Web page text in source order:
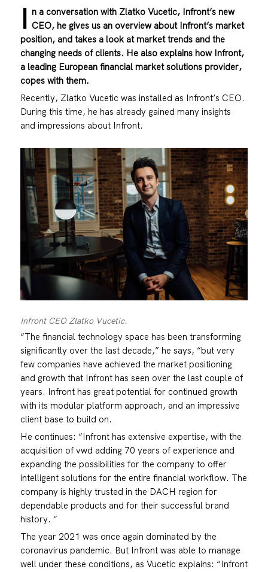
I n a conversation with Zlatko Vucetic, Infront’s new
CEO, he gives us an overview about Infront’s market
position, and takes a look at market trends and the
changing needs of clients. He also explains how Infront,
a leading European financial market solutions provider,
copes with them.
Recently, Zlatko Vucetic was installed as Infront’s CEO.
During this time, he has already gained many insights
and impressions about Infront.
Infront CEO Zlatko Vucetic.
“The financial technology space has been transforming
significantly over the last decade,” he says, “but very
few companies have achieved the market positioning
and growth that Infront has seen over the last couple of
years. Infront has great potential for continued growth
with its modular platform approach, and an impressive
client base to build on.
He continues: “Infront has extensive expertise, with the
acquisition of vwd adding 70 years of experience and
expanding the possibilities for the company to offer
intelligent solutions for the entire financial workflow. The
company is highly trusted in the DACH region for
dependable products and for their successful brand
history. “
The year 2021 was once again dominated by the
coronavirus pandemic. But Infront was able to manage
well under these conditions, as Vucetic explains: “Infront